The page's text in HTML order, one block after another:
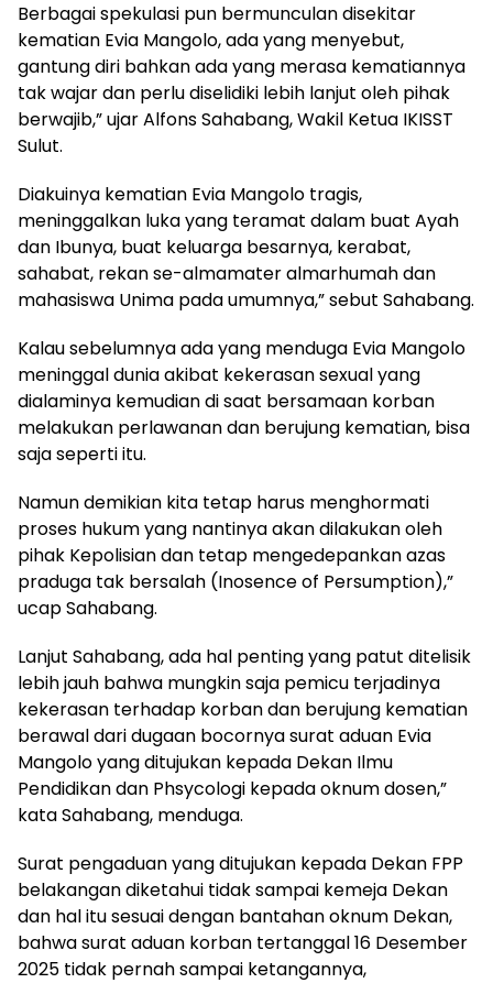
Berbagai spekulasi pun bermunculan disekitar
kematian Evia Mangolo, ada yang menyebut,
gantung diri bahkan ada yang merasa kematiannya
tak wajar dan perlu diselidiki lebih lanjut oleh pihak
berwajib,” ujar Alfons Sahabang, Wakil Ketua IKISST
Sulut.
Diakuinya kematian Evia Mangolo tragis,
meninggalkan luka yang teramat dalam buat Ayah
dan Ibunya, buat keluarga besarnya, kerabat,
sahabat, rekan se-almamater almarhumah dan
mahasiswa Unima pada umumnya,” sebut Sahabang.
Kalau sebelumnya ada yang menduga Evia Mangolo
meninggal dunia akibat kekerasan sexual yang
dialaminya kemudian di saat bersamaan korban
melakukan perlawanan dan berujung kematian, bisa
saja seperti itu.
Namun demikian kita tetap harus menghormati
proses hukum yang nantinya akan dilakukan oleh
pihak Kepolisian dan tetap mengedepankan azas
praduga tak bersalah (Inosence of Persumption),”
ucap Sahabang.
Lanjut Sahabang, ada hal penting yang patut ditelisik
lebih jauh bahwa mungkin saja pemicu terjadinya
kekerasan terhadap korban dan berujung kematian
berawal dari dugaan bocornya surat aduan Evia
Mangolo yang ditujukan kepada Dekan Ilmu
Pendidikan dan Phsycologi kepada oknum dosen,”
kata Sahabang, menduga.
Surat pengaduan yang ditujukan kepada Dekan FPP
belakangan diketahui tidak sampai kemeja Dekan
dan hal itu sesuai dengan bantahan oknum Dekan,
bahwa surat aduan korban tertanggal 16 Desember
2025 tidak pernah sampai ketangannya,